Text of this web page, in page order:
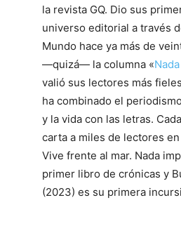
la revista GQ. Dio sus
universo editorial a través
Mundo hace ya más de
―quizá― la columna «
valió sus lectores más
ha combinado el
y la vida con las letras.
carta a miles de lectores
Vive frente al mar. Nada
primer libro de crónicas y
(2023) es su primera